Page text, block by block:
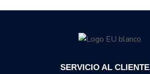
SERVICIO AL CLIENTE